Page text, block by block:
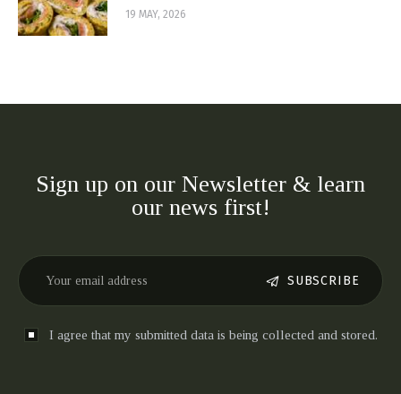
19 MAY, 2026
Sign up on our Newsletter & learn
our news first!
SUBSCRIBE
I agree that my submitted data is being collected and stored.